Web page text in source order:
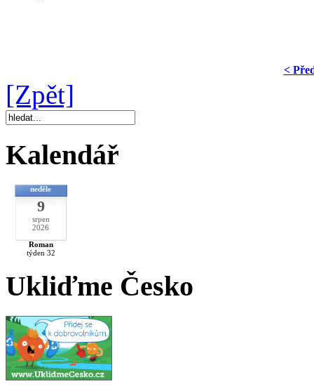
<
[Zpět]
Kalendář
neděle
9
srpen
2026
Roman
týden 32
Ukliďme Česko